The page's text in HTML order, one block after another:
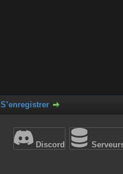
S’enregistrer
Discord